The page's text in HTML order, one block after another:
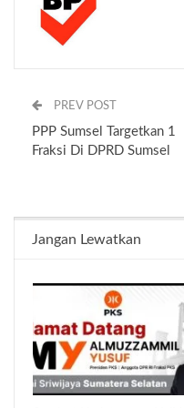
PREV POST
PPP Sumsel Targetkan 1
Fraksi Di DPRD Sumsel
Jangan Lewatkan